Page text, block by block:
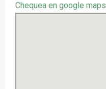
Chequea en google maps